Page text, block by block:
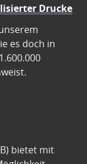
Drucke
es doch in
bietet mit